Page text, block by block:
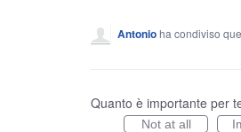
Antonioha condiviso
Quanto è importante per
Not at all